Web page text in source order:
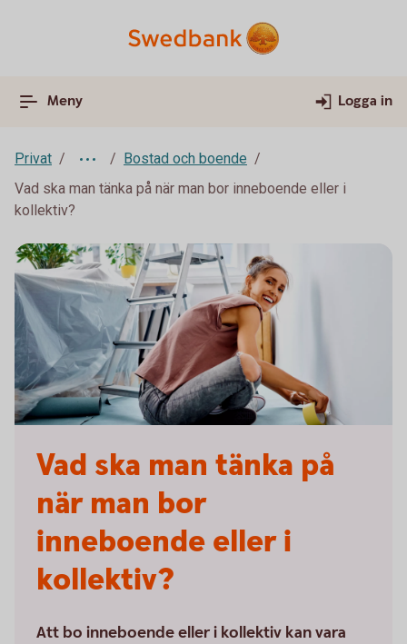
Meny Logga in
Privat
Bostad och boende
Vad ska man tänka på när man bor inneboende eller i
kollektiv?
Vad ska man tänka på
när man bor
inneboende eller i
kollektiv?
Att bo inneboende eller i kollektiv kan vara